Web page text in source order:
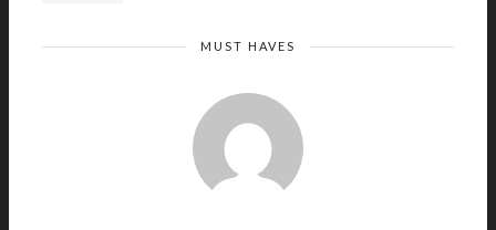
MUST HAVES